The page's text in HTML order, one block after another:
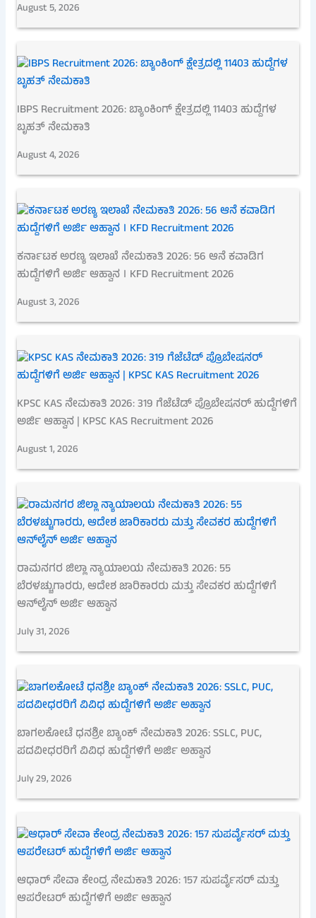
August 5, 2026
IBPS Recruitment 2026: ಬ್ಯಾಂಕಿಂಗ್ ಕ್ಷೇತ್ರದಲ್ಲಿ 11403 ಹುದ್ದೆಗಳ
ಬೃಹತ್ ನೇಮಕಾತಿ
August 4, 2026
ಕರ್ನಾಟಕ ಅರಣ್ಯ ಇಲಾಖೆ ನೇಮಕಾತಿ 2026: 56 ಆನೆ ಕವಾಡಿಗ
ಹುದ್ದೆಗಳಿಗೆ ಅರ್ಜಿ ಆಹ್ವಾನ । KFD Recruitment 2026
August 3, 2026
KPSC KAS ನೇಮಕಾತಿ 2026: 319 ಗೆಜೆಟೆಡ್ ಪ್ರೊಬೇಷನರ್ ಹುದ್ದೆಗಳಿಗೆ
ಅರ್ಜಿ ಆಹ್ವಾನ | KPSC KAS Recruitment 2026
August 1, 2026
ರಾಮನಗರ ಜಿಲ್ಲಾ ನ್ಯಾಯಾಲಯ ನೇಮಕಾತಿ 2026: 55
ಬೆರಳಚ್ಚುಗಾರರು, ಆದೇಶ ಜಾರಿಕಾರರು ಮತ್ತು ಸೇವಕರ ಹುದ್ದೆಗಳಿಗೆ
ಆನ್‌ಲೈನ್ ಅರ್ಜಿ ಆಹ್ವಾನ
July 31, 2026
ಬಾಗಲಕೋಟೆ ಧನಶ್ರೀ ಬ್ಯಾಂಕ್ ನೇಮಕಾತಿ 2026: SSLC, PUC,
ಪದವೀಧರರಿಗೆ ವಿವಿಧ ಹುದ್ದೆಗಳಿಗೆ ಅರ್ಜಿ ಅಹ್ವಾನ
July 29, 2026
ಆಧಾರ್ ಸೇವಾ ಕೇಂದ್ರ ನೇಮಕಾತಿ 2026: 157 ಸುಪರ್ವೈಸರ್ ಮತ್ತು
ಆಪರೇಟರ್ ಹುದ್ದೆಗಳಿಗೆ ಅರ್ಜಿ ಆಹ್ವಾನ